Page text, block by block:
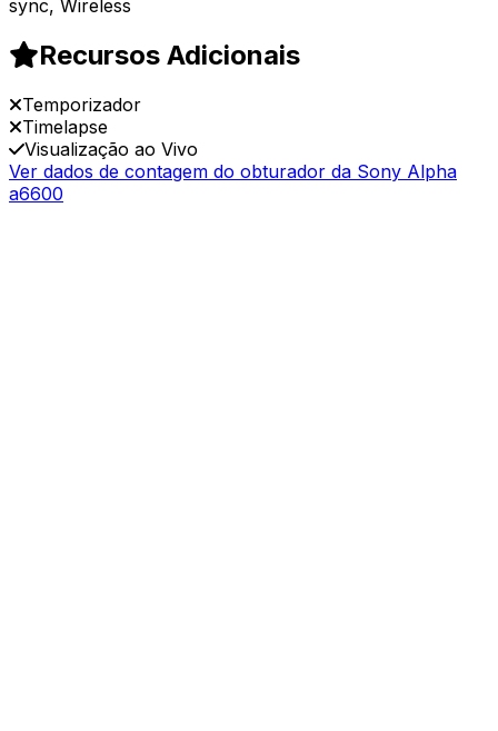
sync, Wireless
Recursos Adicionais
Temporizador
Timelapse
Visualização ao Vivo
Ver dados de contagem do obturador da Sony Alpha
a6600